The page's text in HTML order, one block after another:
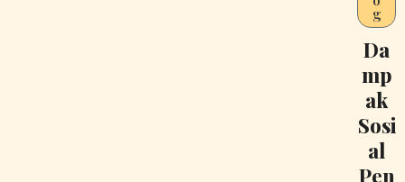
g
Da
mp
ak
Sosi
al
Pen